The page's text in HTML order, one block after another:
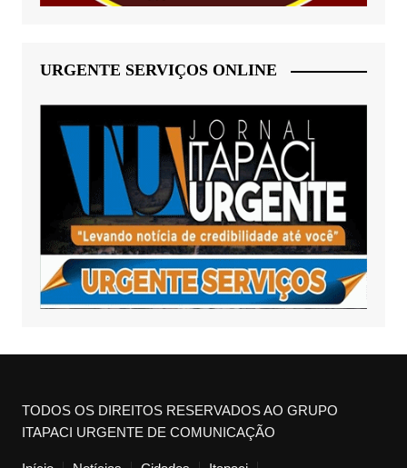
URGENTE SERVIÇOS ONLINE
TODOS OS DIREITOS RESERVADOS AO GRUPO
ITAPACI URGENTE DE COMUNICAÇÃO